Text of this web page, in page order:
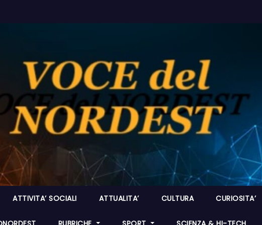
ATTIVITA’ SOCIALI ATTUALITA’ CULTURA CURIOSITA’